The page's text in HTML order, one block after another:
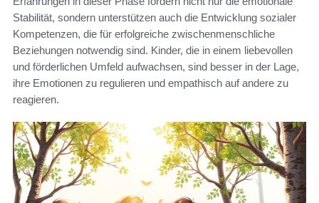
Stabilität, sondern unterstützen auch die Entwicklung sozialer
Kompetenzen, die für erfolgreiche zwischenmenschliche
Beziehungen notwendig sind. Kinder, die in einem liebevollen
und förderlichen Umfeld aufwachsen, sind besser in der Lage,
ihre Emotionen zu regulieren und empathisch auf andere zu
reagieren.